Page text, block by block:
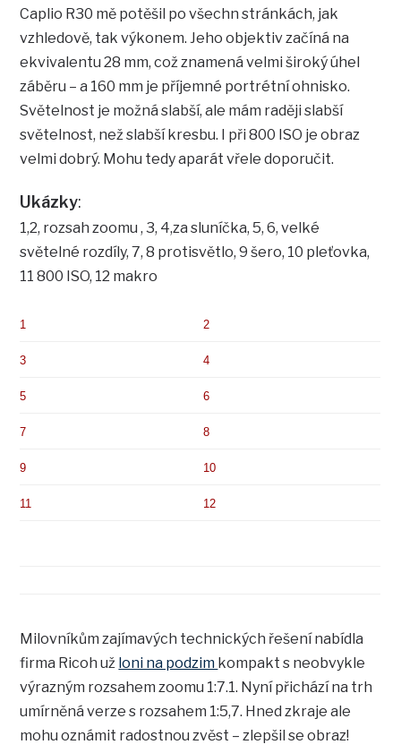
Caplio R30 mě potěšil po všechn stránkách, jak
vzhledově, tak výkonem. Jeho objektiv začíná na
ekvivalentu 28 mm, což znamená velmi široký úhel
záběru – a 160 mm je příjemné portrétní ohnisko.
Světelnost je možná slabší, ale mám raději slabší
světelnost, než slabší kresbu. I při 800 ISO je obraz
velmi dobrý. Mohu tedy aparát vřele doporučit.
Ukázky:
1,2, rozsah zoomu , 3, 4,za sluníčka, 5, 6, velké
světelné rozdíly, 7, 8 protisvětlo, 9 šero, 10 pleťovka,
11 800 ISO, 12 makro
1 2
3 4
5 6
7 8
9 10
11 12
Milovníkům zajímavých technických řešení nabídla
firma Ricoh už loni na podzim kompakt s neobvykle
výrazným rozsahem zoomu 1:7.1. Nyní přichází na trh
umírněná verze s rozsahem 1:5,7. Hned zkraje ale
mohu oznámit radostnou zvěst – zlepšil se obraz!